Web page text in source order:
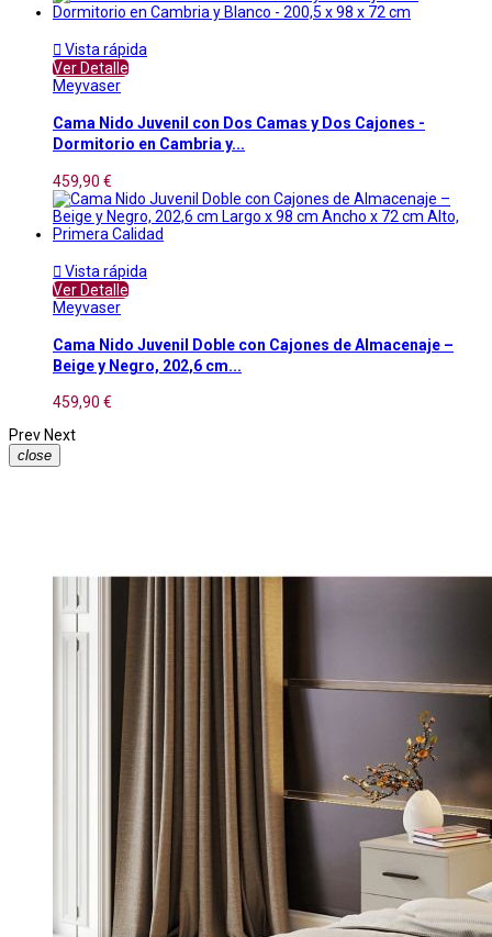
 Vista rápida
Ver Detalle
Meyvaser
Cama Nido Juvenil con Dos Camas y Dos Cajones -
Dormitorio en Cambria y...
459,90 €
 Vista rápida
Ver Detalle
Meyvaser
Cama Nido Juvenil Doble con Cajones de Almacenaje –
Beige y Negro, 202,6 cm...
459,90 €
Prev Next
close